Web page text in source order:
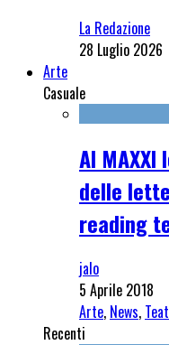
La Redazione
28 Luglio 2026
Arte
Casuale
Al
delle
reading
jalo
5 Aprile 2018
Arte, News,
Recenti